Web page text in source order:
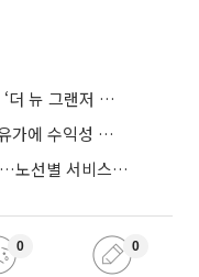
효율·AI 더했다…더 강하고 알뜰해진 ‘더 뉴 그랜저 하이브리드’
진에어, 2분기 영업손실 731억…“고유가에 수익성 악화”
새출발 트리니티항공, 재도약 나선다…노선별 서비스 차별화
0 0